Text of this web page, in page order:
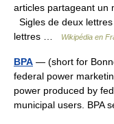
articles partageant un
Sigles de deux
lettres …
Wikipédia en
BPA — (short for
federal power
power produced by
municipal users.